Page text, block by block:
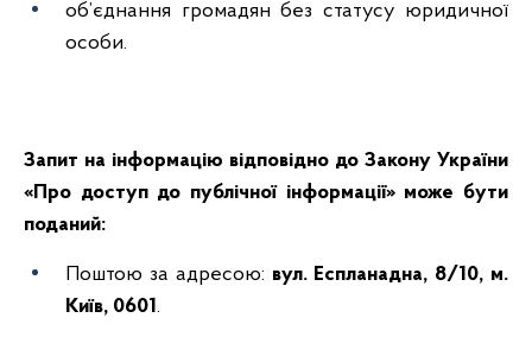
об’єднання громадян без статусу юридичної
особи.
Запит на інформацію відповідно до Закону України
«Про доступ до публічної інформації» може бути
поданий:
Поштою за адресою: вул. Еспланадна, 8/10, м.
Київ, 0601.